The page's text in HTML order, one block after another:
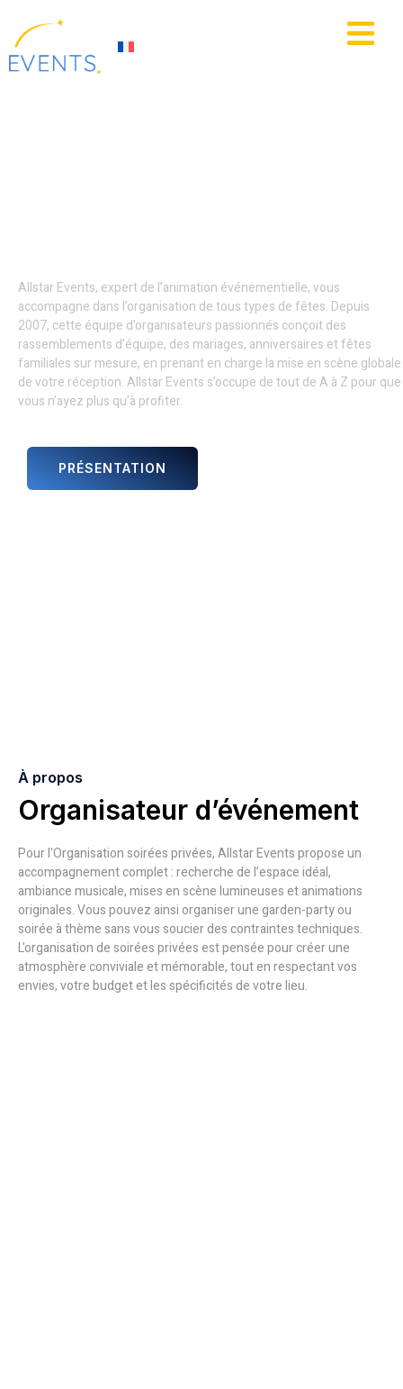
principal
Allstar Events, expert de l’animation événementielle, vous
accompagne dans l’organisation de tous types de fêtes. Depuis
2007, cette équipe d’organisateurs passionnés conçoit des
rassemblements d’équipe, des mariages, anniversaires et fêtes
familiales sur mesure, en prenant en charge la mise en scène globale
de votre réception. Allstar Events s’occupe de tout de A à Z pour que
vous n’ayez plus qu’à profiter.
PRÉSENTATION
À propos
Organisateur d’événement
Pour l'Organisation soirées privées, Allstar Events propose un
accompagnement complet : recherche de l’espace idéal,
ambiance musicale, mises en scène lumineuses et animations
originales. Vous pouvez ainsi organiser une garden-party ou
soirée à thème sans vous soucier des contraintes techniques.
L'organisation de soirées privées est pensée pour créer une
atmosphère conviviale et mémorable, tout en respectant vos
envies, votre budget et les spécificités de votre lieu.